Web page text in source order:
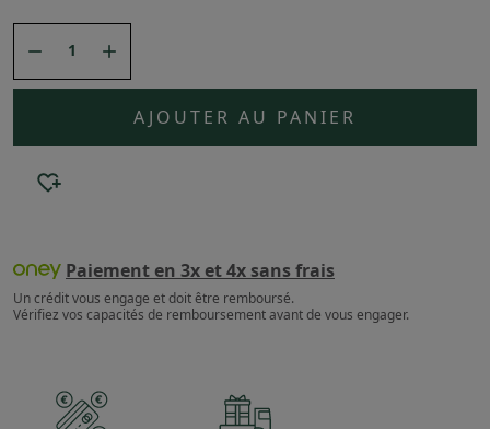
 
AJOUTER AU PANIER
Paiement en 3x et 4x sans frais
Un crédit vous engage et doit être remboursé.
Vérifiez vos capacités de remboursement avant de vous engager.